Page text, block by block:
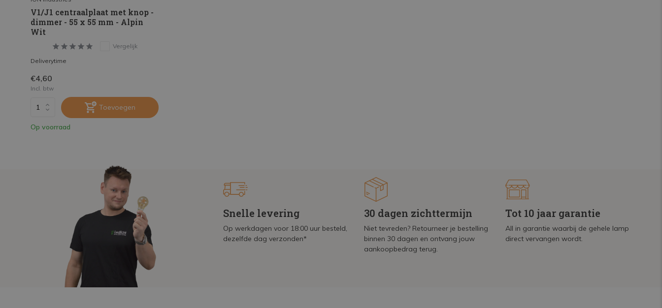
V1/J1 centraalplaat met knop -
dimmer - 55 x 55 mm - Alpin
Wit
Vergelijk
Deliverytime
€4,60
Incl. btw
Toevoegen
Op voorraad
Snelle levering
Op werkdagen voor 18:00 uur besteld,
dezelfde dag verzonden*
30 dagen zichttermijn
Niet tevreden? Retourneer je bestelling
binnen 30 dagen en ontvang jouw
aankoopbedrag terug.
Tot 10 jaar garantie
All in garantie waarbij de gehele lamp
direct vervangen wordt.